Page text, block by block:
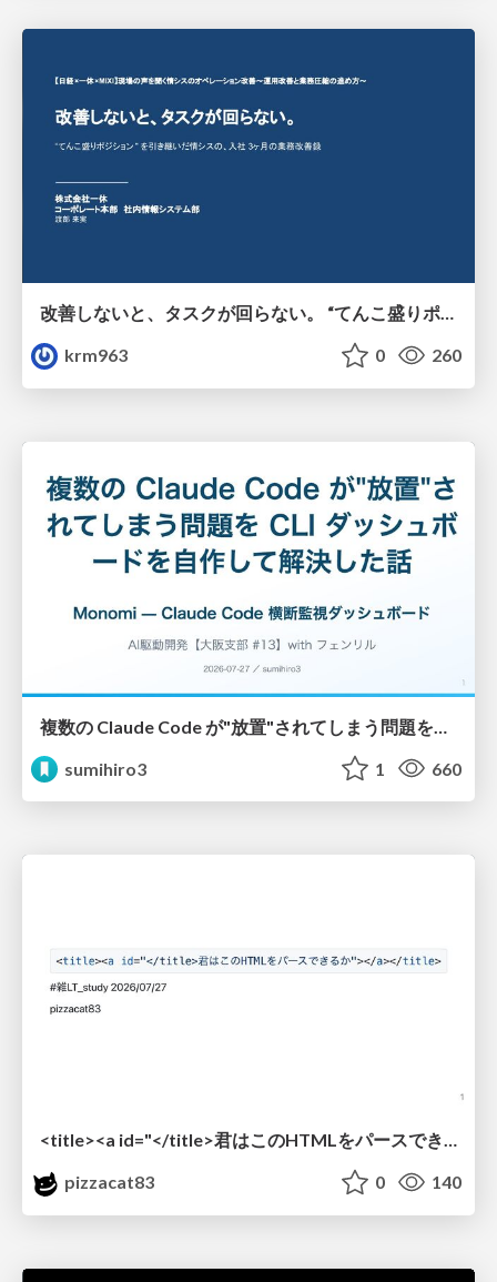
改善しないと、タスクが回らない。 “てんこ盛りポジション” を引き継いだ情シスの、入社3ヶ月の業務改善録
krm963
0 260
sumihiro3
1 660
<title><a id="</title>君はこのHTMLをパースできるか"></a></title> #雑LT_study
pizzacat83
0 140